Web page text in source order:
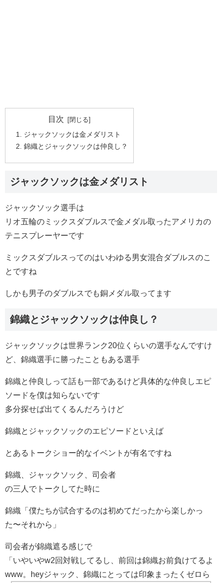
目次
ジャックソックは金メダリスト
錦織とジャックソックは仲良し？
ジャックソックは金メダリスト
ジャックソック選手は
リオ五輪のミックスダブルスで金メダル取ったアメリカの
テニスプレーヤーです
ミックスダブルスってのはいわゆる男女混合ダブルスのこ
とですね
しかも男子のダブルスでも銅メダル取ってます
錦織とジャックソックは仲良し？
ジャックソックは世界ランク20位くらいの選手なんですけ
ど、錦織選手に勝ったこともある選手
錦織と仲良しって話も一部であるけど具体的な仲良しエピ
ソードを僕は知らないです
多分探せば出てくるんだろうけど
錦織とジャックソックのエピソードといえば
とあるトークショー的なイベントが有名ですね
錦織、ジャックソック、司会者
の三人でトークしてた時に
錦織「僕たちが試合するのは初めてだったから楽しかっ
た〜それから」
司会者が錦織遮る感じで
「いやいやw2回対戦してるし、前回は錦織お前負けてるよ
www。heyジャック、錦織にとっては印象まったくゼロら